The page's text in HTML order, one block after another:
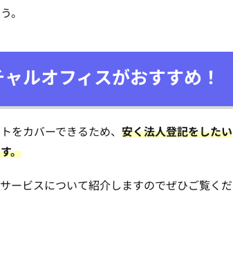
。
ルオフィスがおすすめ！
をカバーできるため、 安く法人登記をしたい
。
ービスについて紹介しますのでぜひご覧くだ